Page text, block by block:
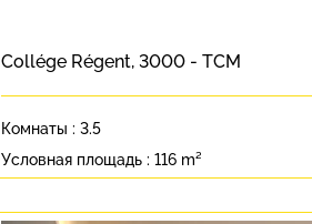
Collége Régent, 3000 - TCM
Комнаты : 3.5
Условная площадь : 116 m²